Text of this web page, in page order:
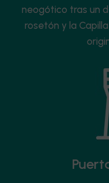
neogótico tras un
rosetón y la